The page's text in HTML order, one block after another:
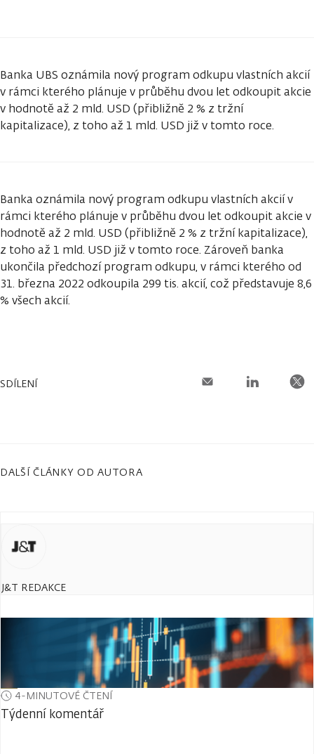
Banka UBS oznámila nový program odkupu vlastních akcií
v rámci kterého plánuje v průběhu dvou let odkoupit akcie
v hodnotě až 2 mld. USD (přibližně 2 % z tržní
kapitalizace), z toho až 1 mld. USD již v tomto roce.
Banka oznámila nový program odkupu vlastních akcií v
rámci kterého plánuje v průběhu dvou let odkoupit akcie v
hodnotě až 2 mld. USD (přibližně 2 % z tržní kapitalizace),
z toho až 1 mld. USD již v tomto roce. Zároveň banka
ukončila předchozí program odkupu, v rámci kterého od
31. března 2022 odkoupila 299 tis. akcií, což představuje 8,6
% všech akcií.
SDÍLENÍ
DALŠÍ ČLÁNKY OD AUTORA
J&T REDAKCE
4-MINUTOVÉ ČTENÍ
Týdenní komentář